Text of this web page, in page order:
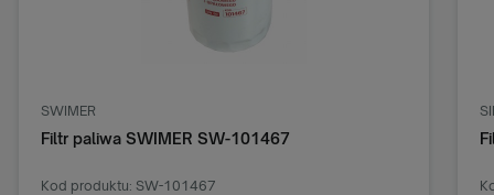
SWIMER
Filtr paliwa SWIMER SW-101467
Kod produktu: SW-101467